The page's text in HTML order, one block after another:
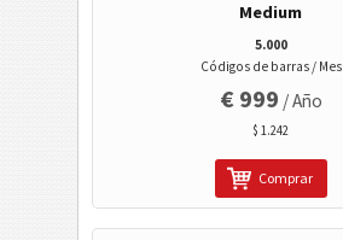
Mobile Tagging
Códigos de sanidad
Códigos ISBN
Tarjetas de visita
Medium
5.000
Códigos de barras / Mes
€ 999 / Año
$ 1.242
Comprar